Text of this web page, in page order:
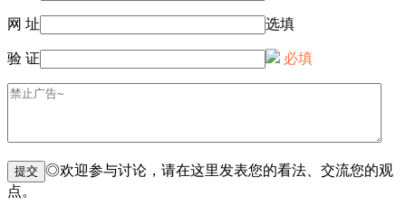
网 址 选填
验 证 必填
◎欢迎参与讨论，请在这里发表您的看法、交流您的观
点。